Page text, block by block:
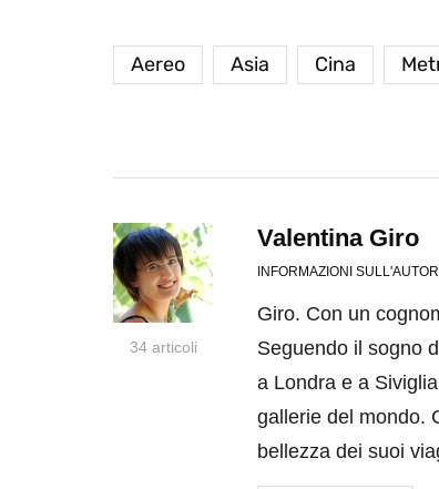
Aereo Asia Cina
34 articoli
Valentina Giro
INFORMAZIONI
Giro. Con un
Seguendo il sogno
a Londra e a
gallerie del mondo.
bellezza dei suoi